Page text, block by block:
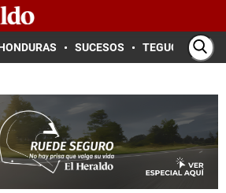
SUCESOS TEGUCIGALPA